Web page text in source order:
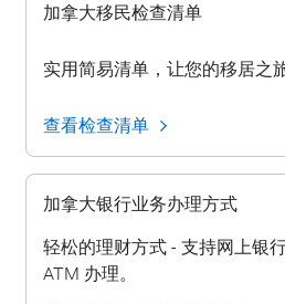
加拿大移民检查清单
实用简易清单，让您的移居之
查看检查清单
加拿大银行业务办理方式
轻松的理财方式 - 支持网上银
ATM 办理。